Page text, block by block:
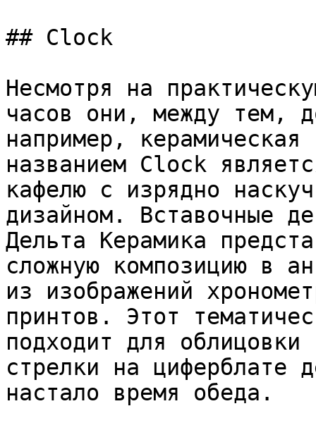
## Clock
Несмотря на
часов они, между тем,
например,
названием Clock
кафелю с изрядно
дизайном. Вставочные
Дельта Керамика
сложную композицию в
из изображений
принтов. Этот
подходит для
стрелки на циферблате
настало время обеда.